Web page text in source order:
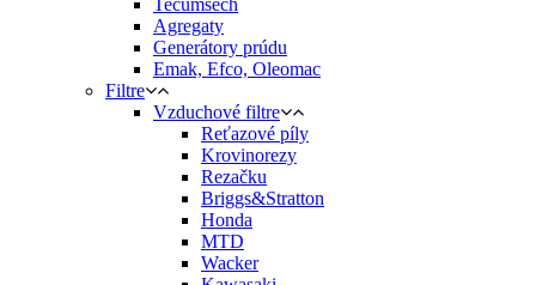
Tecumsech
Agregaty
Generátory prúdu
Emak, Efco, Oleomac
Filtre
Vzduchové filtre
Reťazové píly
Krovinorezy
Rezačku
Briggs&Stratton
Honda
MTD
Wacker